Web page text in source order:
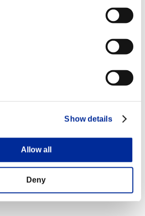
Show details
Allow all
Deny